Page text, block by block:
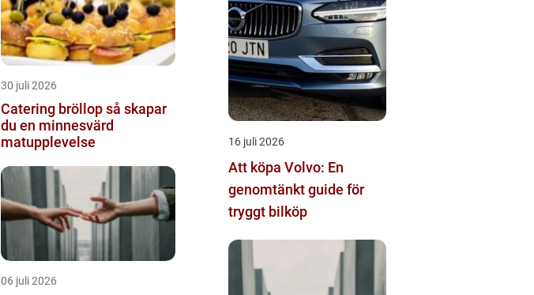
30 juli 2026
Catering bröllop så skapar
du en minnesvärd
matupplevelse
06 juli 2026
16 juli 2026
Att köpa Volvo: En
genomtänkt guide för
tryggt bilköp